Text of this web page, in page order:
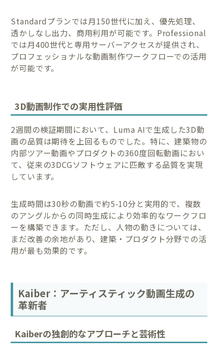
Standardプランでは月150世代に加え、優先処理、
透かしなし出力、商用利用が可能です。Professional
では月400世代と専用サーバーアクセスが提供され、
プロフェッショナルな動画制作ワークフローでの活用
が可能です。
3D動画制作での実用性評価
2週間の検証期間において、Luma AIで生成した3D動
画の品質は期待を上回るものでした。特に、建築物の
内部ツアー動画やプロダクトの360度回転動画におい
て、従来の3DCGソフトウェアに匹敵する品質を実現
しています。
生成時間は30秒の動画で約5-10分と実用的で、複数
のアングルからの同時生成により効率的なワークフロ
ーを構築できます。ただし、人物の動きについては、
まだ改善の余地があり、建築・プロダクト分野での活
用が最も効果的です。
Kaiber：アーティスティック動画生成の
革新者
Kaiberの独創的なアプローチと芸術性